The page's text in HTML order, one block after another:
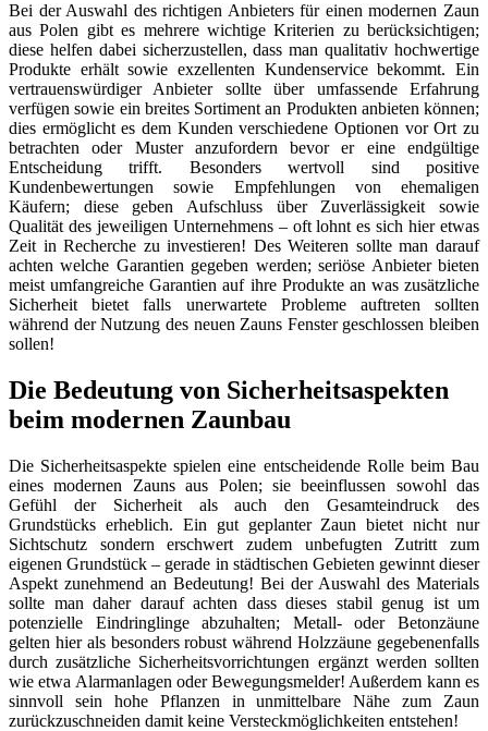
Bei der Auswahl des richtigen Anbieters für einen modernen Zaun
aus Polen gibt es mehrere wichtige Kriterien zu berücksichtigen;
diese helfen dabei sicherzustellen, dass man qualitativ hochwertige
Produkte erhält sowie exzellenten Kundenservice bekommt. Ein
vertrauenswürdiger Anbieter sollte über umfassende Erfahrung
verfügen sowie ein breites Sortiment an Produkten anbieten können;
dies ermöglicht es dem Kunden verschiedene Optionen vor Ort zu
betrachten oder Muster anzufordern bevor er eine endgültige
Entscheidung trifft. Besonders wertvoll sind positive
Kundenbewertungen sowie Empfehlungen von ehemaligen
Käufern; diese geben Aufschluss über Zuverlässigkeit sowie
Qualität des jeweiligen Unternehmens – oft lohnt es sich hier etwas
Zeit in Recherche zu investieren! Des Weiteren sollte man darauf
achten welche Garantien gegeben werden; seriöse Anbieter bieten
meist umfangreiche Garantien auf ihre Produkte an was zusätzliche
Sicherheit bietet falls unerwartete Probleme auftreten sollten
während der Nutzung des neuen Zauns Fenster geschlossen bleiben
sollen!
Die Bedeutung von Sicherheitsaspekten
beim modernen Zaunbau
Die Sicherheitsaspekte spielen eine entscheidende Rolle beim Bau
eines modernen Zauns aus Polen; sie beeinflussen sowohl das
Gefühl der Sicherheit als auch den Gesamteindruck des
Grundstücks erheblich. Ein gut geplanter Zaun bietet nicht nur
Sichtschutz sondern erschwert zudem unbefugten Zutritt zum
eigenen Grundstück – gerade in städtischen Gebieten gewinnt dieser
Aspekt zunehmend an Bedeutung! Bei der Auswahl des Materials
sollte man daher darauf achten dass dieses stabil genug ist um
potenzielle Eindringlinge abzuhalten; Metall- oder Betonzäune
gelten hier als besonders robust während Holzzäune gegebenenfalls
durch zusätzliche Sicherheitsvorrichtungen ergänzt werden sollten
wie etwa Alarmanlagen oder Bewegungsmelder! Außerdem kann es
sinnvoll sein hohe Pflanzen in unmittelbare Nähe zum Zaun
zurückzuschneiden damit keine Versteckmöglichkeiten entstehen!